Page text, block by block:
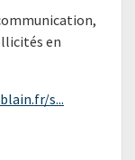
en
s...